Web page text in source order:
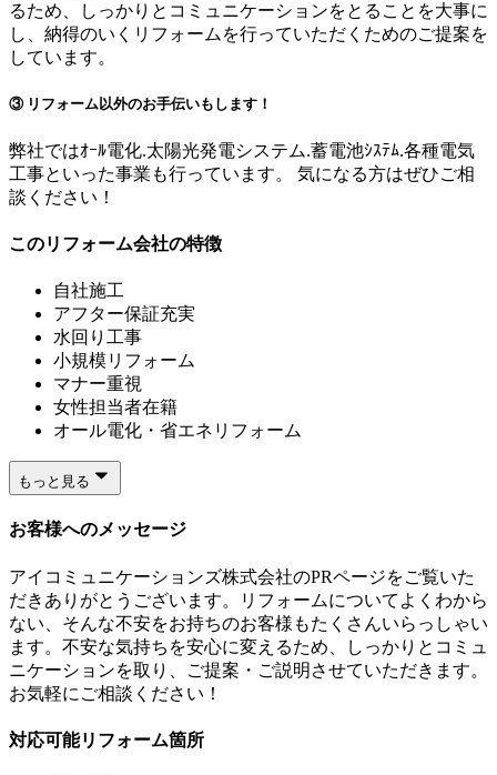
るため、しっかりとコミュニケーションをとることを大事に
し、納得のいくリフォームを行っていただくためのご提案を
しています。
③ リフォーム以外のお手伝いもします！
弊社ではｵｰﾙ電化.太陽光発電システム.蓄電池ｼｽﾃﾑ.各種電気
工事といった事業も行っています。 気になる方はぜひご相
談ください！
このリフォーム会社の特徴
自社施工
アフター保証充実
水回り工事
小規模リフォーム
マナー重視
女性担当者在籍
オール電化・省エネリフォーム
もっと見る
お客様へのメッセージ
アイコミュニケーションズ株式会社のPRページをご覧いた
だきありがとうございます。リフォームについてよくわから
ない、そんな不安をお持ちのお客様もたくさんいらっしゃい
ます。不安な気持ちを安心に変えるため、しっかりとコミュ
ニケーションを取り、ご提案・ご説明させていただきます。
お気軽にご相談ください！
対応可能リフォーム箇所